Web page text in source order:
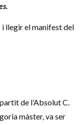
i llegir el manifest del
de l’Absolut C.
màster, va ser